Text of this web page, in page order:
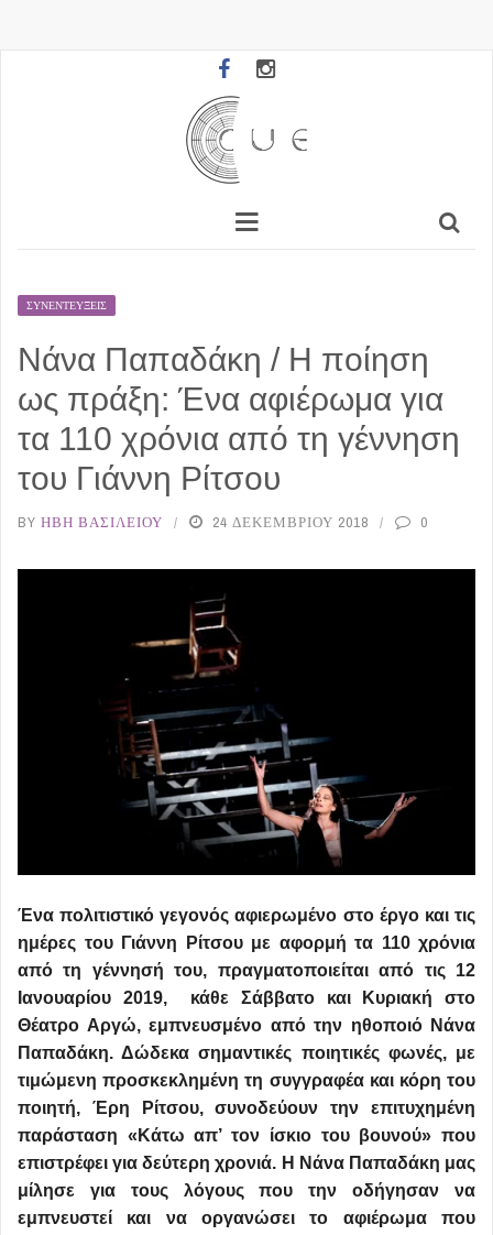
ΣΥΝΕΝΤΕΎΞΕΙΣ
Νάνα Παπαδάκη / Η ποίηση
ως πράξη: Ένα αφιέρωμα για
τα 110 χρόνια από τη γέννηση
του Γιάννη Ρίτσου
BY ΉΒΗ ΒΑΣΙΛΕΊΟΥ 24 ΔΕΚΕΜΒΡΊΟΥ 2018 0
Ένα πολιτιστικό γεγονός αφιερωμένο στο έργο και τις
ημέρες του Γιάννη Ρίτσου με αφορμή τα 110 χρόνια
από τη γέννησή του, πραγματοποιείται από τις 12
Ιανουαρίου 2019, κάθε Σάββατο και Κυριακή στο
Θέατρο Αργώ, εμπνευσμένο από την ηθοποιό Νάνα
Παπαδάκη. Δώδεκα σημαντικές ποιητικές φωνές, με
τιμώμενη προσκεκλημένη τη συγγραφέα και κόρη του
ποιητή, Έρη Ρίτσου, συνοδεύουν την επιτυχημένη
παράσταση «Κάτω απ’ τον ίσκιο του βουνού» που
επιστρέφει για δεύτερη χρονιά. Η Νάνα Παπαδάκη μας
μίλησε για τους λόγους που την οδήγησαν να
εμπνευστεί και να οργανώσει το αφιέρωμα που